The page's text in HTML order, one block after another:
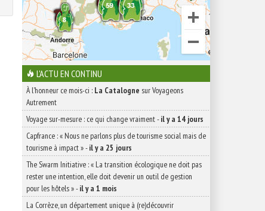
L'ACTU EN CONTINU
À l'honneur ce mois-ci : La Catalogne sur Voyageons
Autrement
Voyage sur-mesure : ce qui change vraiment-il y a 14 jours
Capfrance : « Nous ne parlons plus de tourisme social mais de
tourisme à impact »-il y a 25 jours
The Swarm Initiative : « La transition écologique ne doit pas
rester une intention, elle doit devenir un outil de gestion
pour les hôtels »-il y a 1 mois
La Corrèze, un département unique à (re)découvrir